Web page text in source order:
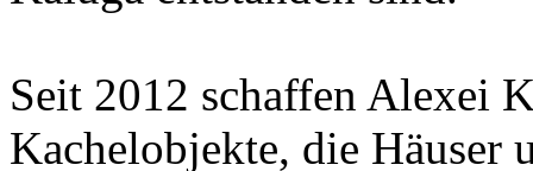
Seit 2012 schaffen Alexei
Kachelobjekte, die Häuser